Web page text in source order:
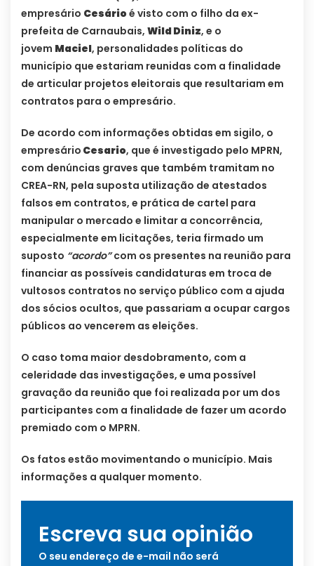
empresário Cesário é visto com o filho da ex-
prefeita de Carnaubais, Wild Diniz, e o
jovem Maciel, personalidades políticas do
município que estariam reunidas com a finalidade
de articular projetos eleitorais que resultariam em
contratos para o empresário.
De acordo com informações obtidas em sigilo, o
empresário Cesario, que é investigado pelo MPRN,
com denúncias graves que também tramitam no
CREA-RN, pela suposta utilização de atestados
falsos em contratos, e prática de cartel para
manipular o mercado e limitar a concorrência,
especialmente em licitações, teria firmado um
suposto “acordo”com os presentes na reunião para
financiar as possíveis candidaturas em troca de
vultosos contratos no serviço público com a ajuda
dos sócios ocultos, que passariam a ocupar cargos
públicos ao vencerem as eleições.
O caso toma maior desdobramento, com a
celeridade das investigações, e uma possível
gravação da reunião que foi realizada por um dos
participantes com a finalidade de fazer um acordo
premiado com o MPRN.
Os fatos estão movimentando o município. Mais
informações a qualquer momento.
Escreva sua opinião
O seu endereço de e-mail não será